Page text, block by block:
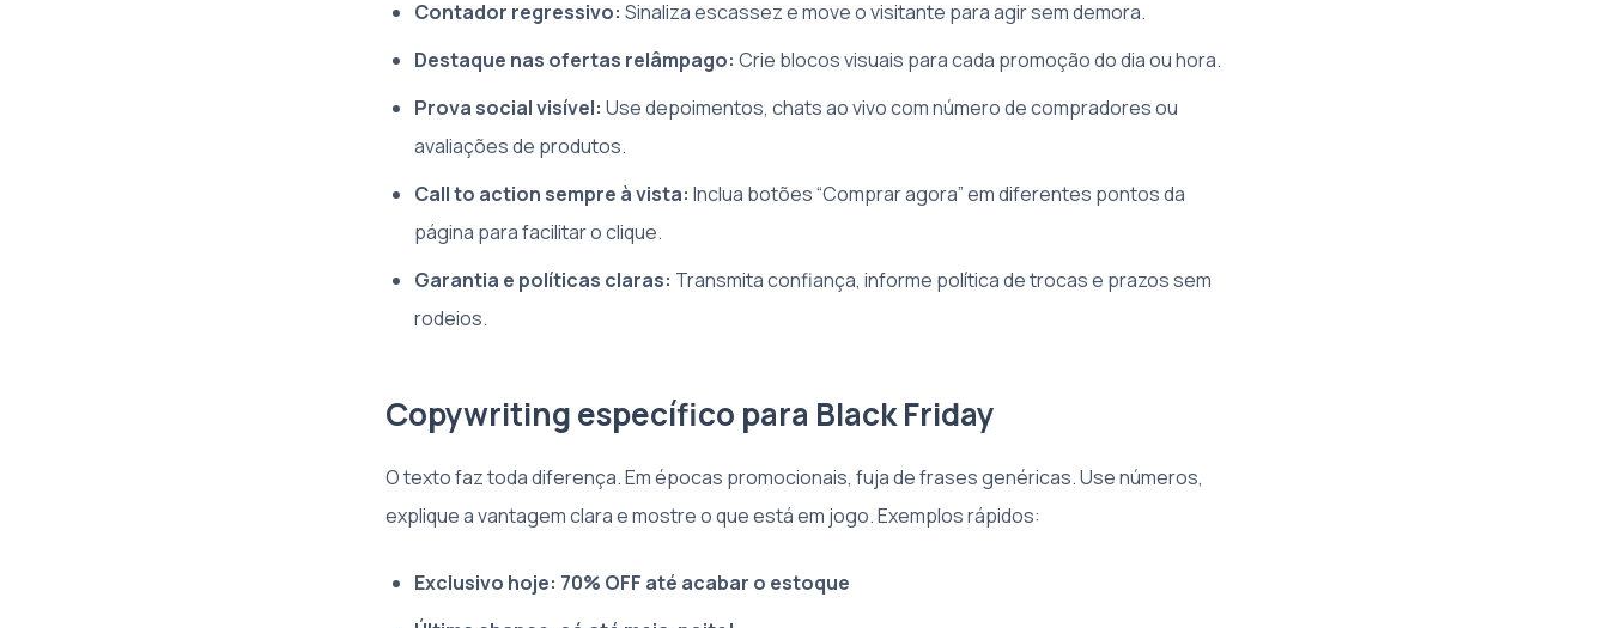
Contador regressivo: Sinaliza escassez e move o visitante para agir sem demora.
Destaque nas ofertas relâmpago: Crie blocos visuais para cada promoção do dia ou hora.
Prova social visível: Use depoimentos, chats ao vivo com número de compradores ou
avaliações de produtos.
Call to action sempre à vista: Inclua botões “Comprar agora” em diferentes pontos da
página para facilitar o clique.
Garantia e políticas claras: Transmita confiança, informe política de trocas e prazos sem
rodeios.
Copywriting específico para Black Friday
O texto faz toda diferença. Em épocas promocionais, fuja de frases genéricas. Use números,
explique a vantagem clara e mostre o que está em jogo. Exemplos rápidos:
Exclusivo hoje: 70% OFF até acabar o estoque